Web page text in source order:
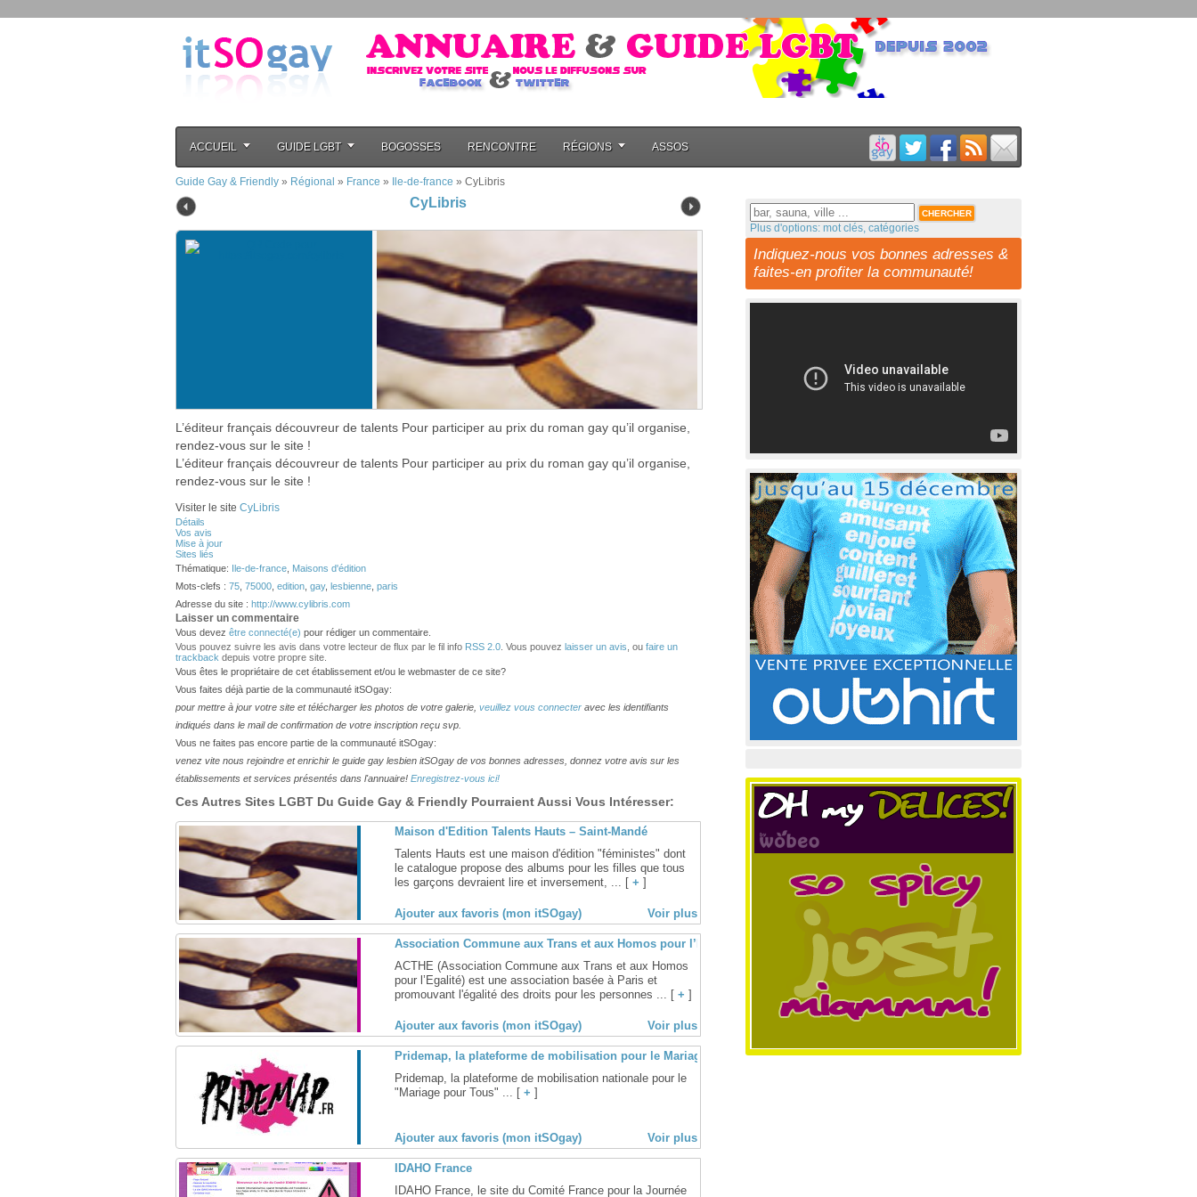
ACCUEIL GUIDE LGBT BOGOSSES RENCONTRE RÉGIONS ASSOS
Guide Gay & Friendly » Régional » France » Ile-de-france » CyLibris
CyLibris
L’éditeur français découvreur de talents Pour participer au prix du roman gay qu’il organise,
rendez-vous sur le site !
L’éditeur français découvreur de talents Pour participer au prix du roman gay qu’il organise,
rendez-vous sur le site !
Visiter le site CyLibris
Détails
Vos avis
Mise à jour
Sites liés
Thématique: Ile-de-france Maisons d'édition
Mots-clefs : 75 75000 edition gay, lesbienne paris
Adresse du site : http://www.cylibris.com
Laisser un commentaire
Vous devez être connecté(e) pour rédiger un commentaire.
Vous pouvez suivre les avis dans votre lecteur de flux par le fil info RSS 2.0 . Vous pouvez laisser un avis , ou faire un
trackback depuis votre propre site.
Vous êtes le propriétaire de cet établissement et/ou le webmaster de ce site?
Vous faites déjà partie de la communauté itSOgay:
pour mettre à jour votre site et télécharger les photos de votre galerie, veuillez vous connecter avec les identifiants
indiqués dans le mail de confirmation de votre inscription reçu svp.
Vous ne faites pas encore partie de la communauté itSOgay:
venez vite nous rejoindre et enrichir le guide gay lesbien itSOgay de vos bonnes adresses, donnez votre avis sur les
établissements et services présentés dans l'annuaire! Enregistrez-vous ici!
Ces Autres Sites LGBT Du Guide Gay & Friendly Pourraient Aussi Vous Intéresser:
Maison d'Edition Talents Hauts – Saint-Mandé
Talents Hauts est une maison d'édition "féministes" dont
le catalogue propose des albums pour les filles que tous
les garçons devraient lire et inversement, ... [ + ]
Ajouter aux favoris (mon itSOgay) Voir plus
Association Commune aux Trans et aux Homos pour l’Egalité – Paris
ACTHE (Association Commune aux Trans et aux Homos
pour l’Egalité) est une association basée à Paris et
promouvant l'égalité des droits pour les personnes ... [ + ]
Ajouter aux favoris (mon itSOgay) Voir plus
Pridemap, la plateforme de mobilisation pour le Mariage pour Tous
Pridemap, la plateforme de mobilisation nationale pour le
"Mariage pour Tous" ... [ + ]
Ajouter aux favoris (mon itSOgay) Voir plus
IDAHO France
IDAHO France, le site du Comité France pour la Journée
Plus d'options: mot clés, catégories
Indiquez-nous vos bonnes adresses &
faites-en profiter la communauté!